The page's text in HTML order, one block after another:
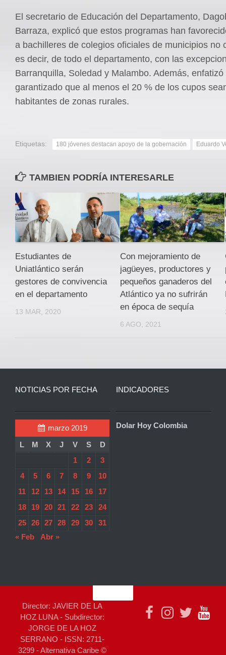
El secretario de Educación del Departamento,
Barraza, explicó que estos programas han
a bachilleres de colegios oficiales de municipios no
es decir, de todo el departamento, con las
Barranquilla, Soledad y Malambo. Además,
garantizado que al menos el 20 % de los cupos
habitantes de zonas rurales.
Etiquetas: 180 jóvenes destacan apoyo de la gobernación Eduardo
TAMBIEN PODRÍA INTERESARLE
Estudiantes de
Uniatlántico serán
gestores de convivencia
en el departamento
13 MAR, 2020
Con mejoramiento de
jagüeyes, productores y
pequeños ganaderos del
Atlántico ya no sufrirán
en época de sequía
6 AGO, 2021
NOTICIAS POR FECHA
marzo 2019
L
M X J V S
D
1
2
3
4
5 6 7 8 9
10
11
12 13 14 15 16
17
18
19 20 21 22 23
24
25
26 27 28 29 30
31
« Feb
Abr »
INDICADORES
Dolar Hoy Colombia
Director: JAVIER DE LA
HOZ LUNA - Subdirector:
JORGE DE LA HOZ
SERRANO - ISSN: 2711-
3299 - Alternativa Caribe ©